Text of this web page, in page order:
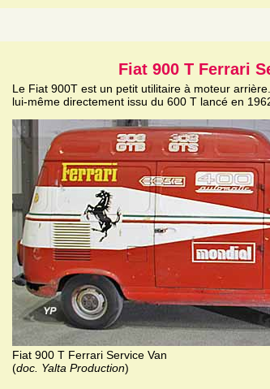
Fiat 900 T Ferrari
Le Fiat 900T est un petit utilitaire à moteur
lui-même directement issu du 600 T lancé en
Fiat 900 T Ferrari Service Van
(doc. Yalta Production)